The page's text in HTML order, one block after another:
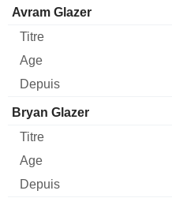
Avram Glazer
Bryan Glazer